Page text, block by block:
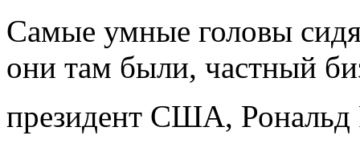
Самые умные головы
они там были, частный
президент США, Рональд